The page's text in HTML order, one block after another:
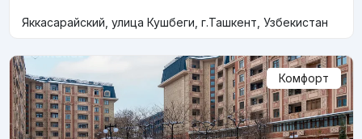
Яккасарайский, улица Кушбеги, г.Ташкент, Узбекистан
Комфорт